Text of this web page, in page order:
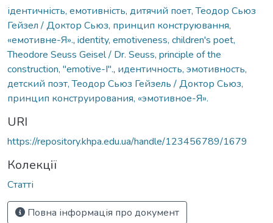
ідентичність, емотивність, дитячий поет, Теодор Сьюз
Гейзел / Доктор Сьюз, принцип конструювання,
«емотивне-Я»., identity, emotiveness, children's poet,
Theodore Seuss Geisel / Dr. Seuss, principle of the
construction, "emotive-I"., идентичность, эмотивность,
детский поэт, Теодор Сьюз Гейзель / Доктор Сьюз,
принцип конструирования, «эмотивное-Я».
URI
https://repository.khpa.edu.ua/handle/123456789/1679
Колекції
Статті
Повна інформація про документ